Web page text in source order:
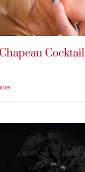
Cocktail